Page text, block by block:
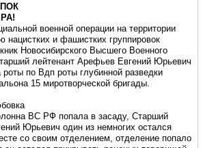
военной операции на территории
нацистких и фашистких группировок
Новосибирского Высшего Военного
лейтенант Арефьев Евгений Юрьевич
по Вдп роты глубинной разведки
15 миротворческой бригады.
ВС РФ попала в засаду, Старший
Юрьевич один из немногих остался
со своим отделением, отделение попало